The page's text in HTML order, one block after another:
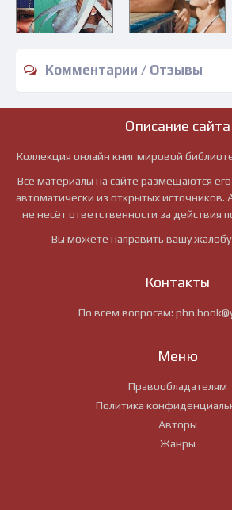
Комментарии / Отзывы
Описание сайта
Коллекция онлайн книг мировой
Все материалы на сайте размещаются
автоматически из открытых источников.
не несёт ответственности за действия
Вы можете направить вашу жалобу
Контакты
По всем вопросам:
Меню
Правообладателям
Политика
Авторы
Жанры